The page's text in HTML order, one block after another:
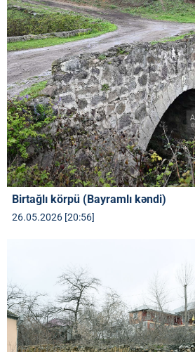
Birtağlı körpü (Bayramlı kəndi)
26.05.2026 [20:56]